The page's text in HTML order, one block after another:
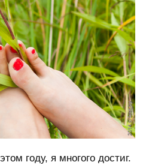
году, я многого достиг.